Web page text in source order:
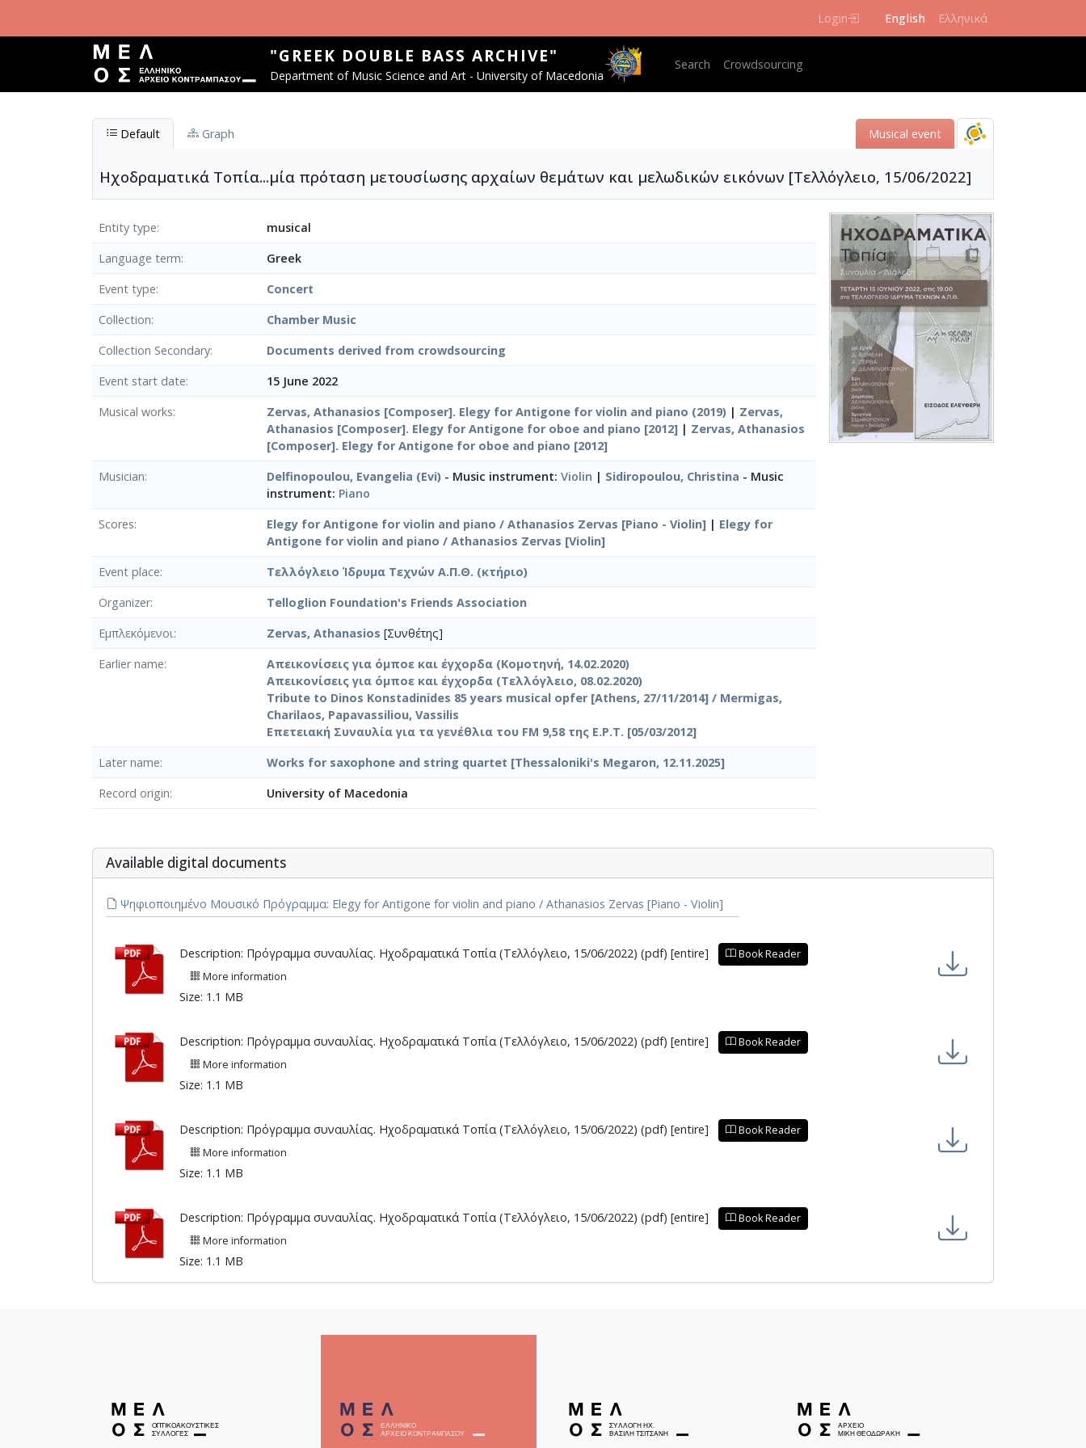
Login English Ελληνικά
"GREEK DOUBLE BASS ARCHIVE"
Department of Music Science and Art - University of Macedonia
Main navigation
Search Crowdsourcing
Default Graph Μusical event
Ηχοδραματικά Τοπία...μία πρόταση μετουσίωσης αρχαίων θεμάτων και μελωδικών εικόνων [Τελλόγλειο, 15/06/2022]
Entity type
musical
Language term
Greek
Event type
Concert
Collection
Chamber Μusic
Collection Secondary
Documents derived from crowdsourcing
Event start date
15 June 2022
Musical works
Zervas, Athanasios [Composer]. Elegy for Antigone for violin and piano (2019) | Zervas,
Athanasios [Composer]. Elegy for Antigone for oboe and piano [2012] | Zervas, Athanasios
[Composer]. Elegy for Antigone for oboe and piano [2012]
Musician
Delfinopoulou, Evangelia (Evi) - Music instrument: Violin | Sidiropoulou, Christina - Music
instrument: Piano
Scores
Elegy for Antigone for violin and piano / Athanasios Zervas [Piano - Violin] | Elegy for
Antigone for violin and piano / Athanasios Zervas [Violin]
Event place
Τελλόγλειο Ίδρυμα Τεχνών Α.Π.Θ. (κτήριο)
Organizer
Telloglion Foundation's Friends Association
Εμπλεκόμενοι
Zervas, Athanasios [Συνθέτης]
Earlier name
Απεικονίσεις για όμποε και έγχορδα (Κομοτηνή, 14.02.2020)
Απεικονίσεις για όμποε και έγχορδα (Τελλόγλειο, 08.02.2020)
Tribute to Dinos Konstadinides 85 years musical opfer [Athens, 27/11/2014] / Mermigas,
Charilaos, Papavassiliou, Vassilis
Επετειακή Συναυλία για τα γενέθλια του FM 9,58 της Ε.Ρ.Τ. [05/03/2012]
Later name
Works for saxophone and string quartet [Thessaloniki's Megaron, 12.11.2025]
Record origin
University of Macedonia
Αvailable digital documents
Ψηφιοποιημένο Μουσικό Πρόγραμμα: Elegy for Antigone for violin and piano / Athanasios Zervas [Piano - Violin]
Description: Πρόγραμμα συναυλίας. Ηχοδραματικά Τοπία (Τελλόγλειο, 15/06/2022) (pdf) [entire]
Book Reader
More information
Size: 1.1 MB
Description: Πρόγραμμα συναυλίας. Ηχοδραματικά Τοπία (Τελλόγλειο, 15/06/2022) (pdf) [entire]
Book Reader
More information
Size: 1.1 MB
Description: Πρόγραμμα συναυλίας. Ηχοδραματικά Τοπία (Τελλόγλειο, 15/06/2022) (pdf) [entire]
Book Reader
More information
Size: 1.1 MB
Description: Πρόγραμμα συναυλίας. Ηχοδραματικά Τοπία (Τελλόγλειο, 15/06/2022) (pdf) [entire]
Book Reader
More information
Size: 1.1 MB